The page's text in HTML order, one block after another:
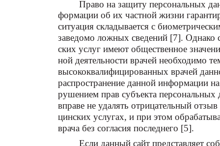
Право на защиту персональных
формации об их частной жизни
ситуация складывается с
заведомо ложных сведений [7]. Однако
ских услуг имеют общественное
ной деятельности врачей необходимо
высококвалифицированных врачей
распространение данной информации
рушением прав субъекта персональных
вправе не удалять отрицательный
цинских услугах, и при этом
врача без согласия последнего [5].
Если данный сайт представляет